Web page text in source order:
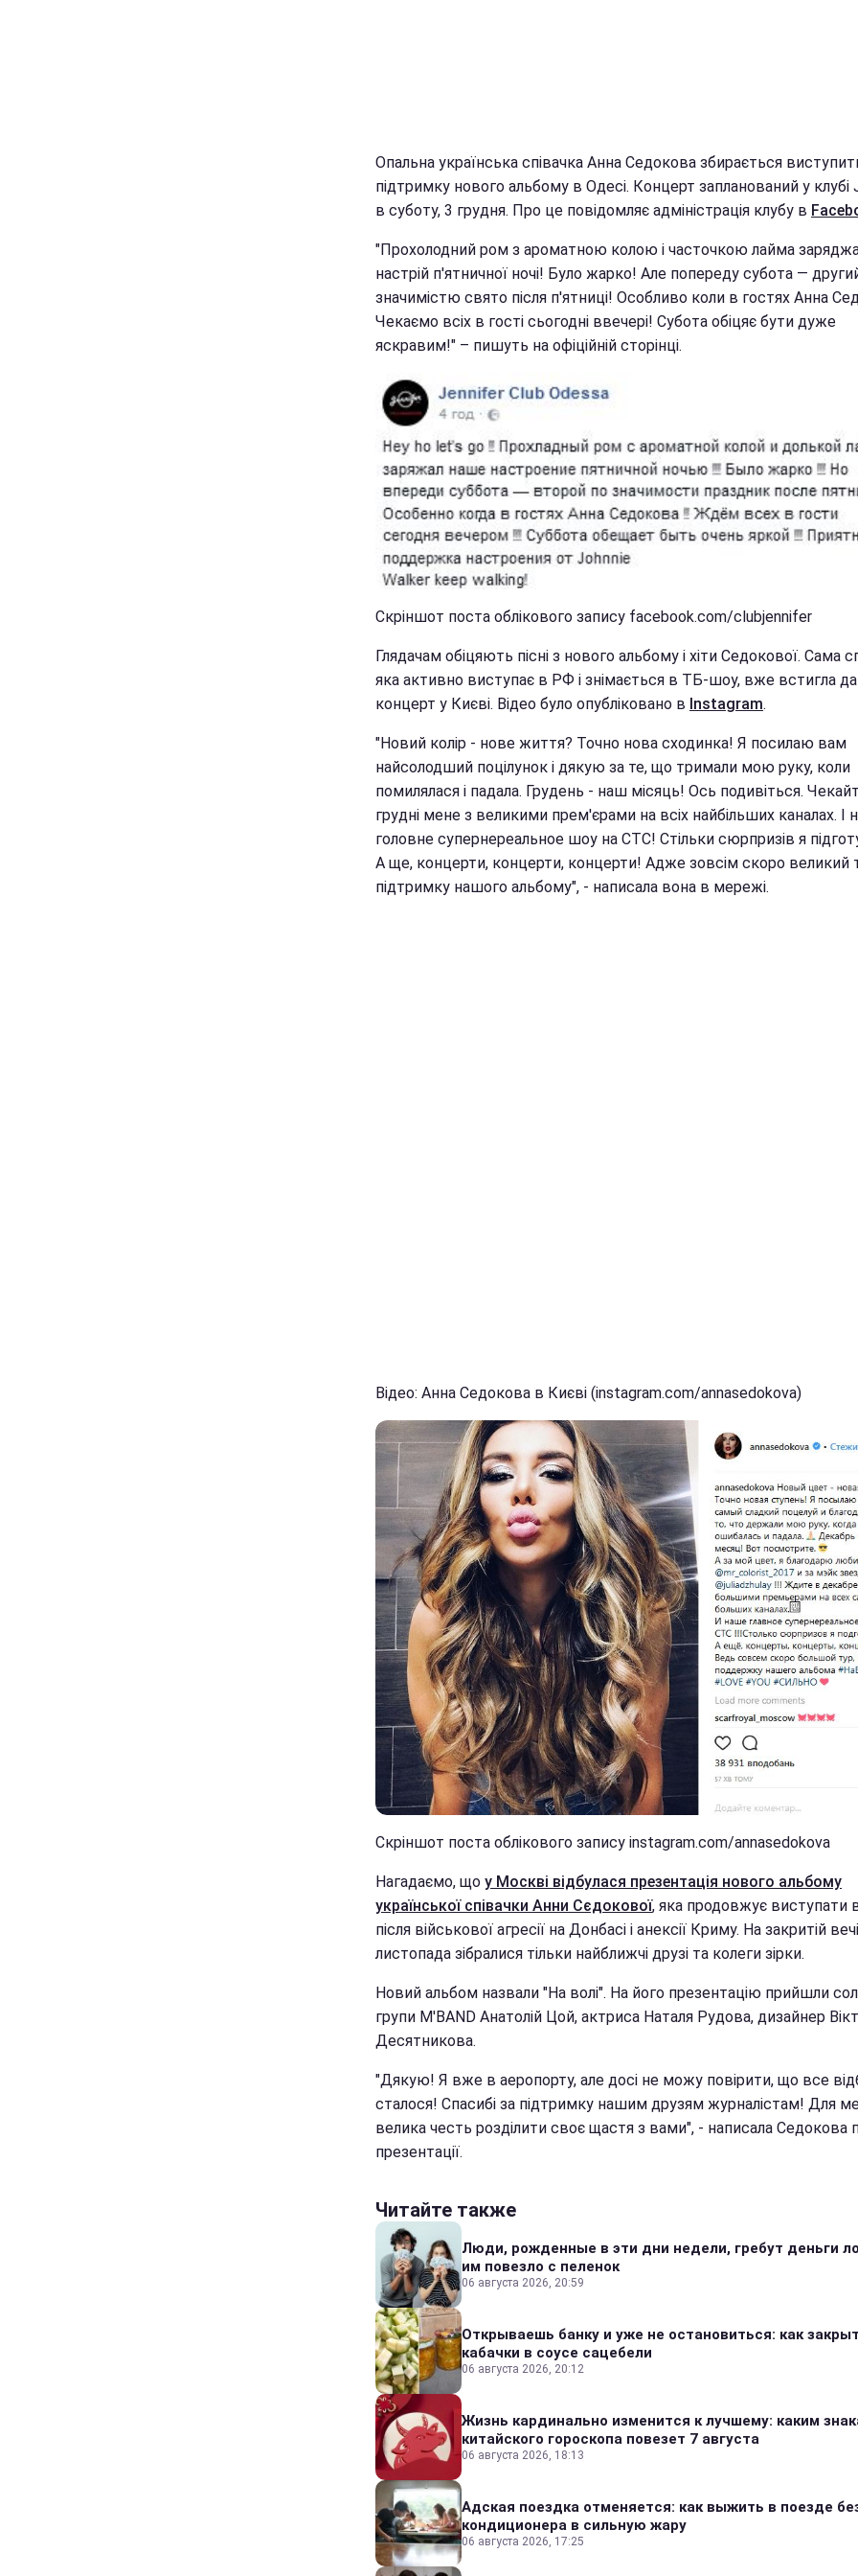
Опальна українська співачка Анна Седокова збирається
підтримку нового альбому в Одесі. Концерт запланований у клубі
в суботу, 3 грудня. Про це повідомляє адміністрація клубу в
"Прохолодний ром з ароматною колою і часточкою лайма
настрій п'ятничної ночі! Було жарко! Але попереду субота —
значимістю свято після п'ятниці! Особливо коли в гостях Анна
Чекаємо всіх в гості сьогодні ввечері! Субота обіцяє бути дуже
яскравим!" – пишуть на офіційній сторінці.
Скріншот поста облікового запису facebook.com/clubjennifer
Глядачам обіцяють пісні з нового альбому і хіти Седокової. Сама
яка активно виступає в РФ і знімається в ТБ-шоу, вже встигла
концерт у Києві. Відео було опубліковано в Instagram.
"Новий колір - нове життя? Точно нова сходинка! Я посилаю вам
найсолодший поцілунок і дякую за те, що тримали мою руку, коли
помилялася і падала. Грудень - наш місяць! Ось подивіться.
грудні мене з великими прем'єрами на всіх найбільших каналах. І
головне супернереальное шоу на СТС! Стільки сюрпризів я
А ще, концерти, концерти, концерти! Адже зовсім скоро великий
підтримку нашого альбому", - написала вона в мережі.
Відео: Анна Седокова в Києві (instagram.com/annasedokova)
Скріншот поста облікового запису instagram.com/annasedokova
Нагадаємо, що у Москві відбулася презентація нового альбому
української співачки Анни Сєдокової, яка продовжує виступати в
після військової агресії на Донбасі і анексії Криму. На закритій
листопада зібралися тільки найближчі друзі та колеги зірки.
Новий альбом назвали "На волі". На його презентацію прийшли
групи M'BAND Анатолій Цой, актриса Наталя Рудова, дизайнер
Десятникова.
"Дякую! Я вже в аеропорту, але досі не можу повірити, що все
сталося! Спасибі за підтримку нашим друзям журналістам! Для
велика честь розділити своє щастя з вами", - написала Седокова
презентації.
Читайте также
Люди, рожденные в эти дни недели, гребут деньги
им повезло с пеленок
06 августа 2026, 20:59
Открываешь банку и уже не остановиться: как
кабачки в соусе сацебели
06 августа 2026, 20:12
Жизнь кардинально изменится к лучшему: каким
китайского гороскопа повезет 7 августа
06 августа 2026, 18:13
Адская поездка отменяется: как выжить в поезде
кондиционера в сильную жару
06 августа 2026, 17:25